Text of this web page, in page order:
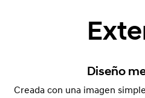
Diseño
Creada con una imagen